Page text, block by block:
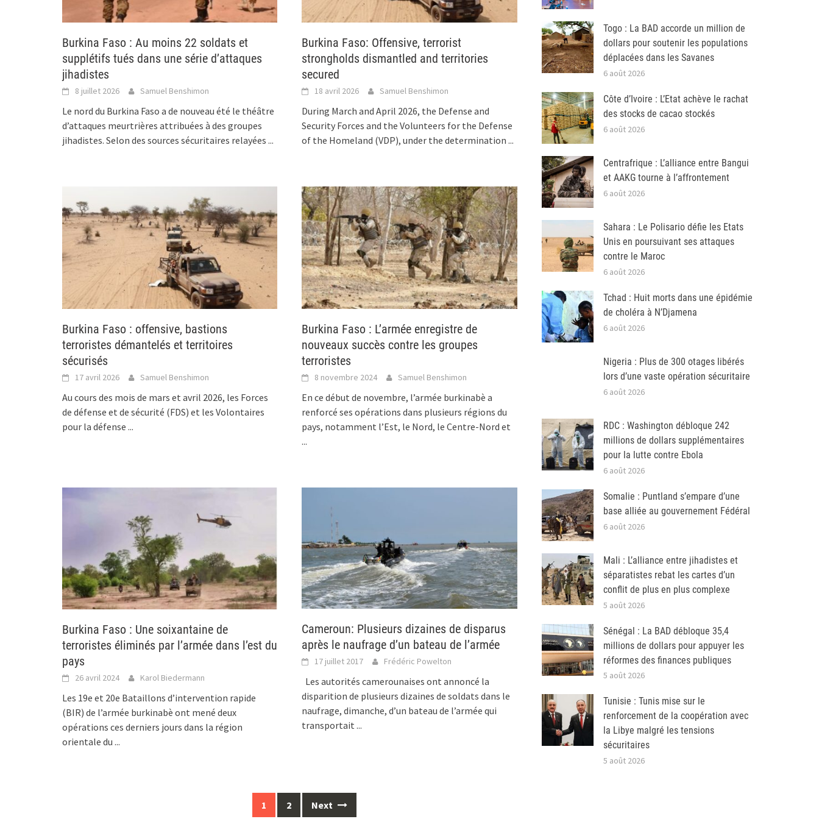
Burkina Faso : Au moins 22 soldats et
supplétifs tués dans une série d’attaques
jihadistes
8 juillet 2026 Samuel Benshimon
Le nord du Burkina Faso a de nouveau été le théâtre
d’attaques meurtrières attribuées à des groupes
jihadistes. Selon des sources sécuritaires relayées ...
Burkina Faso: Offensive, terrorist
strongholds dismantled and territories
secured
18 avril 2026 Samuel Benshimon
During March and April 2026, the Defense and
Security Forces and the Volunteers for the Defense
of the Homeland (VDP), under the determination...
Burkina Faso : offensive, bastions
terroristes démantelés et territoires
sécurisés
17 avril 2026 Samuel Benshimon
Au cours des mois de mars et avril 2026, les Forces
de défense et de sécurité (FDS) et les Volontaires
pour la défense ...
Burkina Faso : L’armée enregistre de
nouveaux succès contre les groupes
terroristes
8 novembre 2024 Samuel Benshimon
En ce début de novembre, l’armée burkinabè a
renforcé ses opérations dans plusieurs régions du
pays, notamment l’Est, le Nord, le Centre-Nord et
...
Burkina Faso : Une soixantaine de
terroristes éliminés par l’armée dans l’est du
pays
26 avril 2024 Karol Biedermann
Les 19e et 20e Bataillons d’intervention rapide
(BIR) de l’armée burkinabè ont mené deux
opérations ces derniers jours dans la région
orientale du ...
Cameroun: Plusieurs dizaines de disparus
après le naufrage d’un bateau de l’armée
17 juillet 2017 Frédéric Powelton
Les autorités camerounaises ont annoncé la
disparition de plusieurs dizaines de soldats dans le
naufrage, dimanche, d’un bateau de l’armée qui
transportait...
1 2 Next
Togo : La BAD accorde un million de
dollars pour soutenir les populations
déplacées dans les Savanes
6 août 2026
Côte d’Ivoire : L’Etat achève le rachat
des stocks de cacao stockés
6 août 2026
Centrafrique : L’alliance entre Bangui
et AAKG tourne à l’affrontement
6 août 2026
Sahara : Le Polisario défie les Etats
Unis en poursuivant ses attaques
contre le Maroc
6 août 2026
Tchad : Huit morts dans une épidémie
de choléra à N’Djamena
6 août 2026
Nigeria : Plus de 300 otages libérés
lors d’une vaste opération sécuritaire
6 août 2026
RDC : Washington débloque 242
millions de dollars supplémentaires
pour la lutte contre Ebola
6 août 2026
Somalie : Puntland s’empare d’une
base alliée au gouvernement Fédéral
6 août 2026
Mali : L’alliance entre jihadistes et
séparatistes rebat les cartes d’un
conflit de plus en plus complexe
5 août 2026
Sénégal : La BAD débloque 35,4
millions de dollars pour appuyer les
réformes des finances publiques
5 août 2026
Tunisie : Tunis mise sur le
renforcement de la coopération avec
la Libye malgré les tensions
sécuritaires
5 août 2026